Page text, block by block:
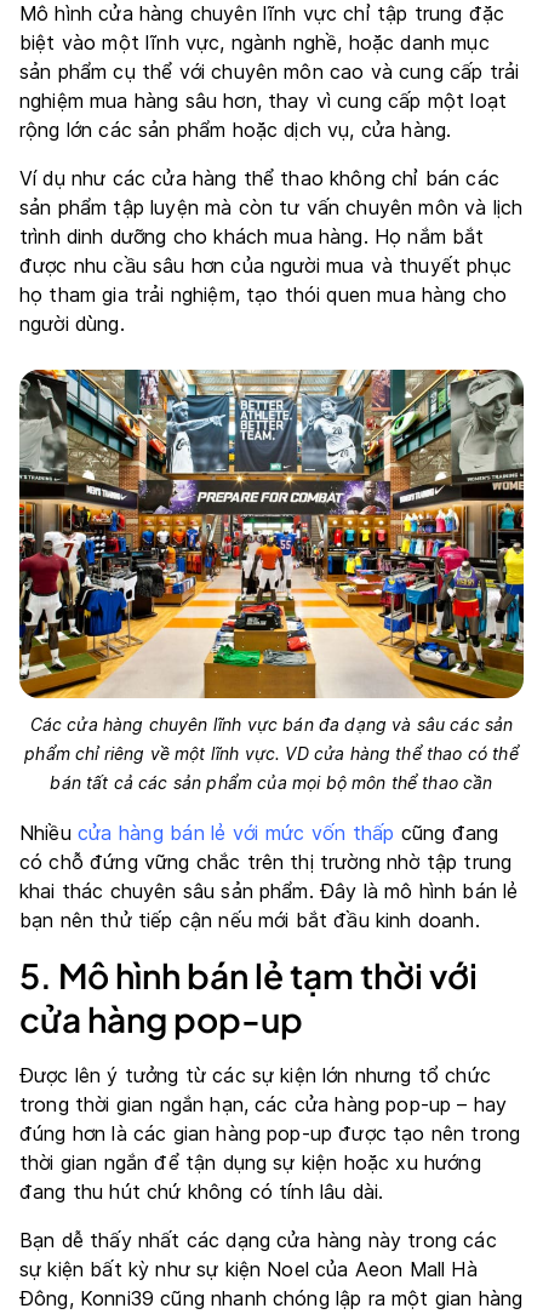
Mô hình cửa hàng chuyên lĩnh vực chỉ tập trung đặc
biệt vào một lĩnh vực, ngành nghề, hoặc danh mục
sản phẩm cụ thể với chuyên môn cao và cung cấp trải
nghiệm mua hàng sâu hơn, thay vì cung cấp một loạt
rộng lớn các sản phẩm hoặc dịch vụ, cửa hàng.
Ví dụ như các cửa hàng thể thao không chỉ bán các
sản phẩm tập luyện mà còn tư vấn chuyên môn và lịch
trình dinh dưỡng cho khách mua hàng. Họ nắm bắt
được nhu cầu sâu hơn của người mua và thuyết phục
họ tham gia trải nghiệm, tạo thói quen mua hàng cho
người dùng.
Các cửa hàng chuyên lĩnh vực bán đa dạng và sâu các sản
phẩm chỉ riêng về một lĩnh vực. VD cửa hàng thể thao có thể
bán tất cả các sản phẩm của mọi bộ môn thể thao cần
Nhiều cửa hàng bán lẻ với mức vốn thấp cũng đang
có chỗ đứng vững chắc trên thị trường nhờ tập trung
khai thác chuyên sâu sản phẩm. Đây là mô hình bán lẻ
bạn nên thử tiếp cận nếu mới bắt đầu kinh doanh.
5. Mô hình bán lẻ tạm thời với
cửa hàng pop-up
Được lên ý tưởng từ các sự kiện lớn nhưng tổ chức
trong thời gian ngắn hạn, các cửa hàng pop-up – hay
đúng hơn là các gian hàng pop-up được tạo nên trong
thời gian ngắn để tận dụng sự kiện hoặc xu hướng
đang thu hút chứ không có tính lâu dài.
Bạn dễ thấy nhất các dạng cửa hàng này trong các
sự kiện bất kỳ như sự kiện Noel của Aeon Mall Hà
Đông, Konni39 cũng nhanh chóng lập ra một gian hàng